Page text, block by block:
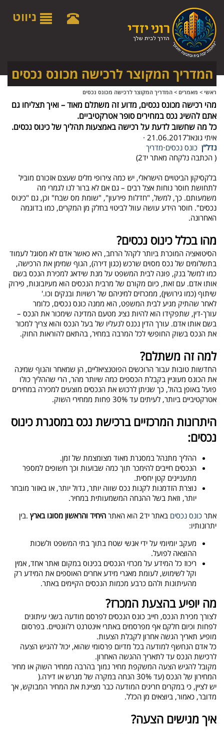
נגישות
ניווט
המדריך המקוצר לרכישה מכונס נכסים
ראשי > מאמרים > המדריך המקוצר לרכישה מכונס נכסים
מהי רכישה מכונס נכסים, מדוע זה משתלם מאוד – ואיך תצליחו גם
אתם להשיג נכס במחירים סופר אטרקטיביים.
כל מה שחשוב לדעת על רכישה באמצעות תהליך של כינוס נכסים.
איתי גונאל· 21.06.2017
נדל"ן כונס נכסים‧מדריך
( הכתבה נלקחה מאתר יד2)
בלקסיקון הביטויים הישראלי, יש כמה צירופי מלים שעצם אזכורם מוביל
לתחושת חוסר נוחות אצל רבים – גם אם לא ברור לנו לגמרי מה
משמעותם. כך, למשל, "חדלות פירעון", "שומת מס שבח" וכן, גם "כינוס
נכסים". חוסר הידע עושה עוול לביטוי בחלק מן המקרים, כמו בדוגמה
האחרונה.
מהו בכלל כינוס נכסים?
הסיטואציה המוכרת ביותר לקהל הרחב, היא כאשר אדם לא מסוגל לעמוד
בתשלומים של נכס מסוים שרכש (כגון דירה), הגוף שמימן את הרכישה,
כמו למשל בנק, פונה לבית המשפט על מנת שידאג למכירת הנכס בשם
אותו אדם. עם זאת, כיום מקורם של מרבית הנכסים הוא מעיזבונות, פירוק
שיתוף (כמו גירושין), ממכרזים למיניהם של רשויות ובנקים וכו'.
לאחר שהתיק מגיע לבית המשפט, הוא ממנה כונס נכסים, כלומר
עורך-דין, שתפקידו הוא להיות נציג מטעם המדינה שימכור את הנכס –
בשם אותו אדם. עורך הדין נכנס לנעליו של בעל הנכס והוא צריך למכור
את הנכס בשוק החופשי לכל המרבה במחיר, בהתאם להוראות החוק.
למה זה משתלם?
החדשות טובות עבור הרוכשים הפוטנציאליים, הן שמאחר והגוף שמינה
את הכונס מעוניין בקבלת הכספים כמה שיותר מהר, הרי שההליך כולו
פועל באופן בהול, כך שניתן לרכוש את הנכסים מוצעים למכירה במחירים
אטרקטיביים ביותר, לעיתים עד 30% פחות ממחירי השוק
.
היתרונות המרכזיים ברכישת נכס במסגרת כינוס
נכסים:
ההליך מתנהל במסגרת מאוד מצומצמת של זמן.
הנכסים חייבים להימכר תוך כמה שבועות וכך חשופים למספר
מתעניינים קטן יחסית.
נוצרת הזדמנות לקנות נכס שווה יותר, גדול יותר, או באזור מובחר
יותר, וזאת בשל ההנחה המשמעותית במחיר.
אתר כונס נכסים באתר יד2 הוא האתר היחיד והראשון מסוגו בארץ .בין
יתרונותיו:
מעקב יומיומי על ידי אנשי שטח בתוך בתי המשפט ולשכות
ההוצאה לפועל.
ריכוז כל המידע על מכרזי הנכסים בכינוס במקום ואתר אחד, אמין
וקל לשימוש, לעומת מאגרי מידע אחרים האוספים את המידע רק
מהעיתונות ולהם כרבע מכמות הנכסים הקיימים באתר.
מה יופיע בהצעת המכרז?
לצורך מכירת הנכס, חייב כונס הנכסים לפרסם מודעה בשני עיתונים
לפחות וכיום חלקם אף מפרסמים באתרי אינטרנט רלוונטיים. בפרסום
מופיע תאריך הגשה אחרון לקבלת הצעות.
כל אדם הנחשף למודעה בכל מדיום פרסומי שהוא, יכול להגיש הצעה
לרכישת הנכס עד לתאריך ההגשה האחרון.
מקובל להגיש הצעה המשקפת מחיר נמוך בהרבה ממחיר השוק או מחיר
המחירון של הנכס (עד 30% הנחה במקרה של מגרש או דירה
).
יש לציין, כי במקרים חריגים המודעה כבר מציינת את המחיר המבוקש, אך
מדובר, כאמור, ביוצאים מן הכלל.
איך מגישים הצעה?